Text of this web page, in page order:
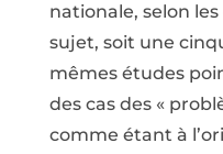
nationale, selon
sujet, soit une
mêmes études
des cas des «
comme étant à